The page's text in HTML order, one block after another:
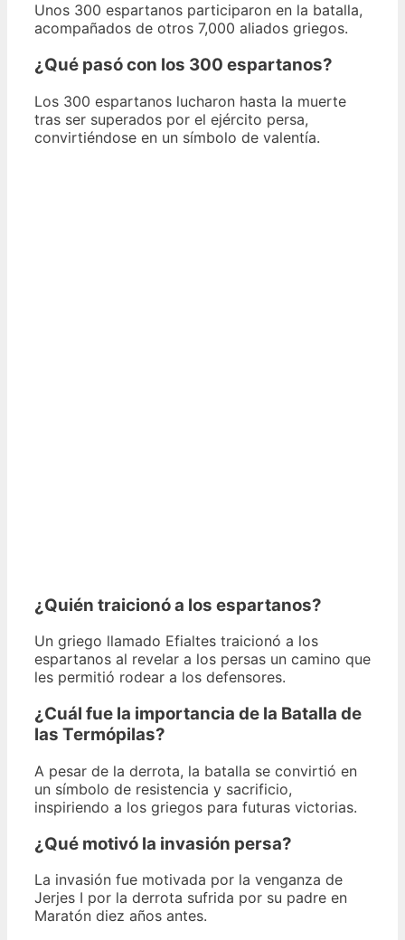
Unos 300 espartanos participaron en la batalla,
acompañados de otros 7,000 aliados griegos.
¿Qué pasó con los 300 espartanos?
Los 300 espartanos lucharon hasta la muerte
tras ser superados por el ejército persa,
convirtiéndose en un símbolo de valentía.
¿Quién traicionó a los espartanos?
Un griego llamado Efialtes traicionó a los
espartanos al revelar a los persas un camino que
les permitió rodear a los defensores.
¿Cuál fue la importancia de la Batalla de
las Termópilas?
A pesar de la derrota, la batalla se convirtió en
un símbolo de resistencia y sacrificio,
inspiriendo a los griegos para futuras victorias.
¿Qué motivó la invasión persa?
La invasión fue motivada por la venganza de
Jerjes I por la derrota sufrida por su padre en
Maratón diez años antes.